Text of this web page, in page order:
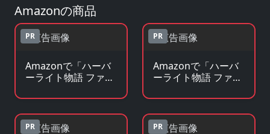
Amazonの商品
PR
Amazonで「ハーバ
ーライト物語 ファッ
Blu-ray・DVDを見る
PR
Amazonで「ハーバ
ーライト物語 ファッ
原作コミックを見る
PR PR